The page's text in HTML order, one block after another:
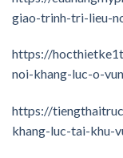
giao-trinh-tri-lieu-
https://
noi-khang-luc-o-
https://
khang-luc-tai-khu-